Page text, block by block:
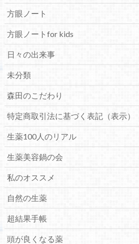
方眼ノート
方眼ノートfor kids
日々の出来事
未分類
森田のこだわり
特定商取引法に基づく表記（表示）
生薬100人のリアル
生薬美容鍋の会
私のオススメ
自然の生薬
超結果手帳
頭が良くなる薬